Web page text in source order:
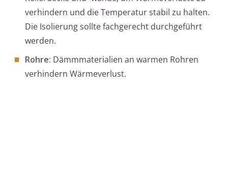
verhindern und die Temperatur stabil zu halten.
Die Isolierung sollte fachgerecht durchgeführt
werden.
Rohre: Dämmmaterialien an warmen Rohren
verhindern Wärmeverlust.